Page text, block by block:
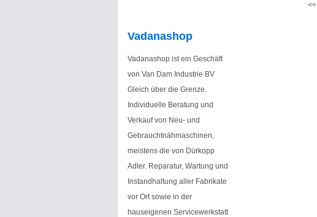
Vadanashop
Vadanashop ist ein Geschäft
von Van Dam Industrie BV
Gleich über die Grenze.
Individuelle Beratung und
Verkauf von Neu- und
Gebrauchtnähmaschinen,
meistens die von Dürkopp
Adler. Reparatur, Wartung und
Instandhaltung aller Fabrikate
vor Ort sowie in der
hauseigenen Servicewerkstatt
<<